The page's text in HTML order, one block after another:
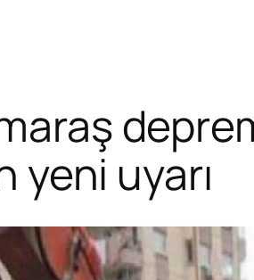
yeni uyarı